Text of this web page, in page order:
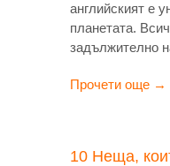
английският е
планетата.
задължително
Прочети още →
10 Неща,